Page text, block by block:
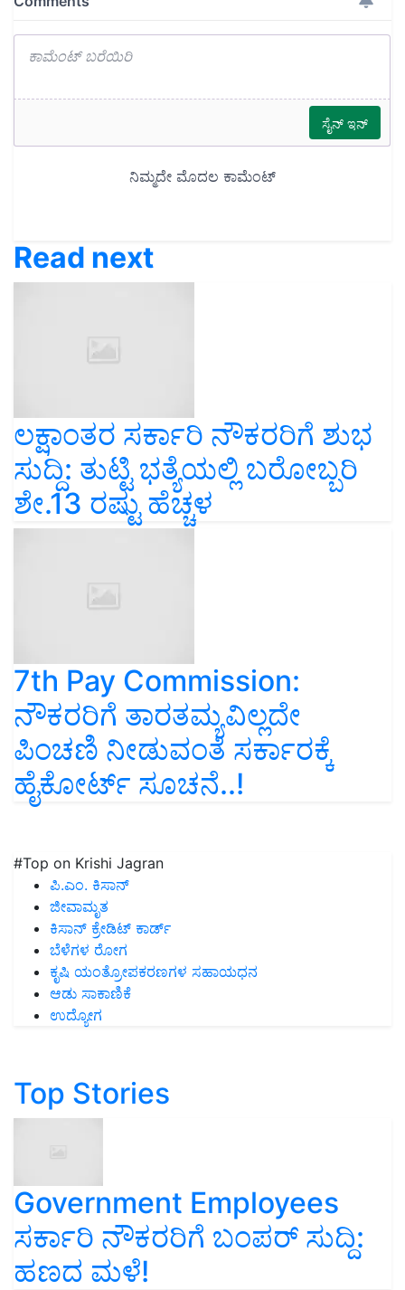
Read next
ಲಕ್ಷಾಂತರ ಸರ್ಕಾರಿ ನೌಕರರಿಗೆ ಶುಭ
ಸುದ್ದಿ: ತುಟ್ಟಿ ಭತ್ಯೆಯಲ್ಲಿ ಬರೋಬ್ಬರಿ
ಶೇ.13 ರಷ್ಟು ಹೆಚ್ಚಳ
7th Pay Commission:
ನೌಕರರಿಗೆ ತಾರತಮ್ಯವಿಲ್ಲದೇ
ಪಿಂಚಣಿ ನೀಡುವಂತೆ ಸರ್ಕಾರಕ್ಕೆ
ಹೈಕೋರ್ಟ್ ಸೂಚನೆ..!
#Top on Krishi Jagran
ಪಿ.ಎಂ. ಕಿಸಾನ್
ಜೀವಾಮೃತ
ಕಿಸಾನ್ ಕ್ರೇಡಿಟ್ ಕಾರ್ಡ್
ಬೆಳೆಗಳ ರೋಗ
ಕೃಷಿ ಯಂತ್ರೋಪಕರಣಗಳ ಸಹಾಯಧನ
ಆಡು ಸಾಕಾಣಿಕೆ
ಉದ್ಯೋಗ
Top Stories
Government Employees
ಸರ್ಕಾರಿ ನೌಕರರಿಗೆ ಬಂಪರ್‌ ಸುದ್ದಿ:
ಹಣದ ಮಳೆ!